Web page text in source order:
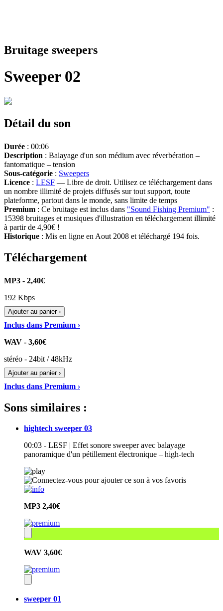
Bruitage sweepers
Sweeper 02
Détail du son
Durée : 00:06
Description : Balayage d'un son médium avec réverbération –
fantomatique – tension
Sous-catégorie : Sweepers
Licence : LESF — Libre de droit. Utilisez ce téléchargement dans
un nombre illimité de projets diffusés sur tout support, toute
plateforme, partout dans le monde, sans limite de temps
Premium : Ce bruitage est inclus dans "Sound Fishing Premium" :
15398 bruitages et musiques d'illustration en téléchargement illimité
à partir de 4,90€ !
Historique : Mis en ligne en Aout 2008 et téléchargé 194 fois.
Téléchargement
MP3 - 2,40€
192 Kbps
Ajouter au panier ›
Inclus dans Premium ›
WAV - 3,60€
stéréo - 24bit / 48kHz
Ajouter au panier ›
Inclus dans Premium ›
Sons similaires :
hightech sweeper 03
00:03 - LESF | Effet sonore sweeper avec balayage
panoramique d'un pétillement électronique – high-tech
MP3 2,40€
WAV 3,60€
sweeper 01